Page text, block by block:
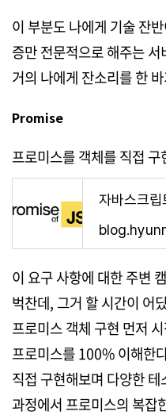
이 부분도 나에게 기술 잔
증만 전문적으로 해주는
거의 나에게 잔소리를 한
Promise
프로미스를 객체를 직접
자바스크
이 요구 사항에 대한 주변
벅찬데, 그거 할 시간이 어
프로미스 객체 구현 먼저
프로미스를 100% 이해한
직접 구현해보며 다양한
과정에서 프로미스의 복잡